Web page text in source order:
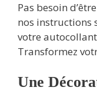
Pas besoin
nos instructions
votre
Transformez
Une